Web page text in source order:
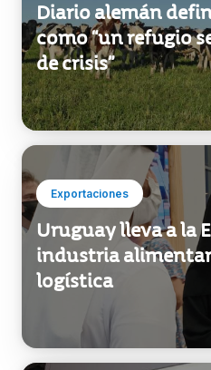
Diario alemán
como “un refugio
de crisis”
Exportaciones
Uruguay lleva a la
industria
logística